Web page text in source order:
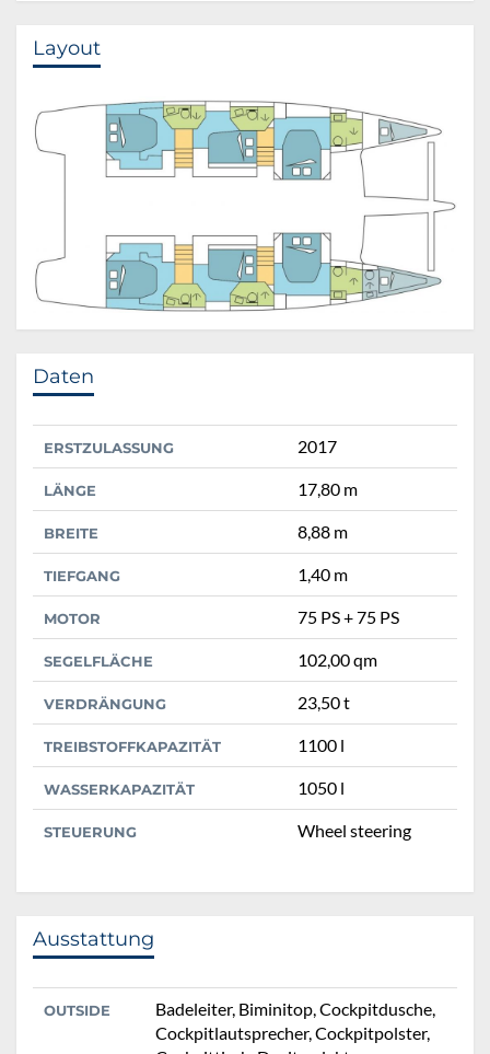
Layout
Daten
ERSTZULASSUNG 2017
LÄNGE 17,80 m
BREITE 8,88 m
TIEFGANG 1,40 m
MOTOR 75 PS + 75 PS
SEGELFLÄCHE 102,00 qm
VERDRÄNGUNG 23,50 t
TREIBSTOFFKAPAZITÄT 1100 l
WASSERKAPAZITÄT 1050 l
STEUERUNG Wheel steering
Ausstattung
OUTSIDE
Badeleiter, Biminitop, Cockpitdusche,
Cockpitlautsprecher, Cockpitpolster,